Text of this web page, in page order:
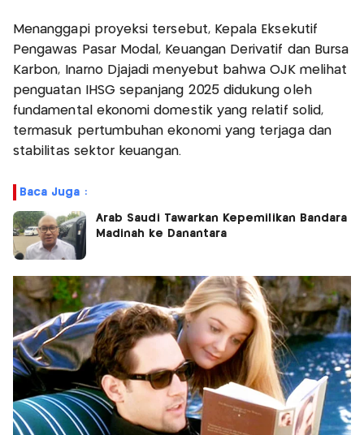
Menanggapi proyeksi tersebut, Kepala Eksekutif
Pengawas Pasar Modal, Keuangan Derivatif dan Bursa
Karbon, Inarno Djajadi menyebut bahwa OJK melihat
penguatan IHSG sepanjang 2025 didukung oleh
fundamental ekonomi domestik yang relatif solid,
termasuk pertumbuhan ekonomi yang terjaga dan
stabilitas sektor keuangan.
Baca Juga :
Arab Saudi Tawarkan Kepemilikan Bandara
Madinah ke Danantara